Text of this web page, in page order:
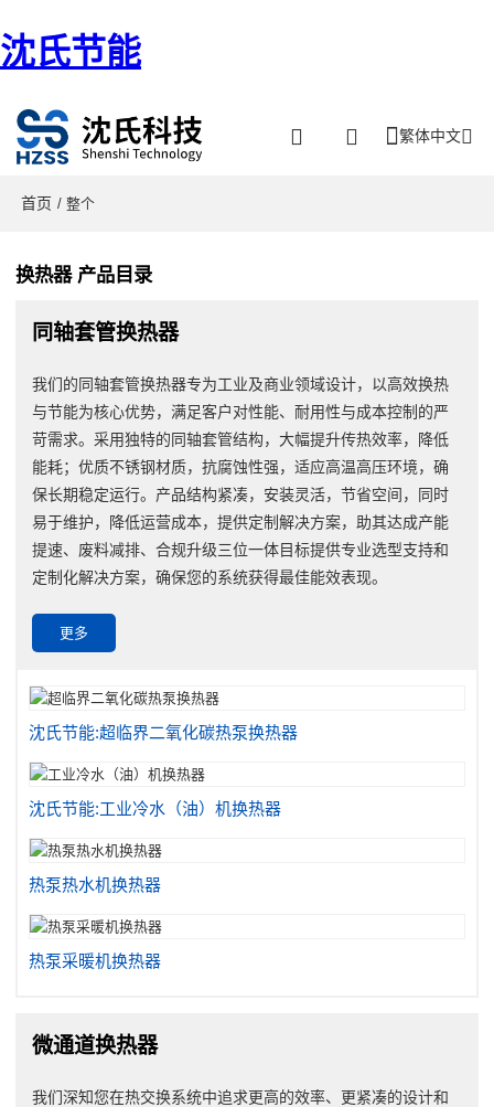
沈氏节能
繁体中文
首页 / 整个
换热器 产品目录
同轴套管换热器
我们的同轴套管换热器专为工业及商业领域设计，以高效换热
与节能为核心优势，满足客户对性能、耐用性与成本控制的严
苛需求。采用独特的同轴套管结构，大幅提升传热效率，降低
能耗；优质不锈钢材质，抗腐蚀性强，适应高温高压环境，确
保长期稳定运行。产品结构紧凑，安装灵活，节省空间，同时
易于维护，降低运营成本，提供定制解决方案，助其达成产能
提速、废料减排、合规升级三位一体目标提供专业选型支持和
定制化解决方案，确保您的系统获得最佳能效表现。
更多
沈氏节能:超临界二氧化碳热泵换热器
沈氏节能:工业冷水（油）机换热器
热泵热水机换热器
热泵采暖机换热器
微通道换热器
我们深知您在热交换系统中追求更高的效率、更紧凑的设计和